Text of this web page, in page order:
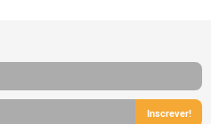
Inscrever!